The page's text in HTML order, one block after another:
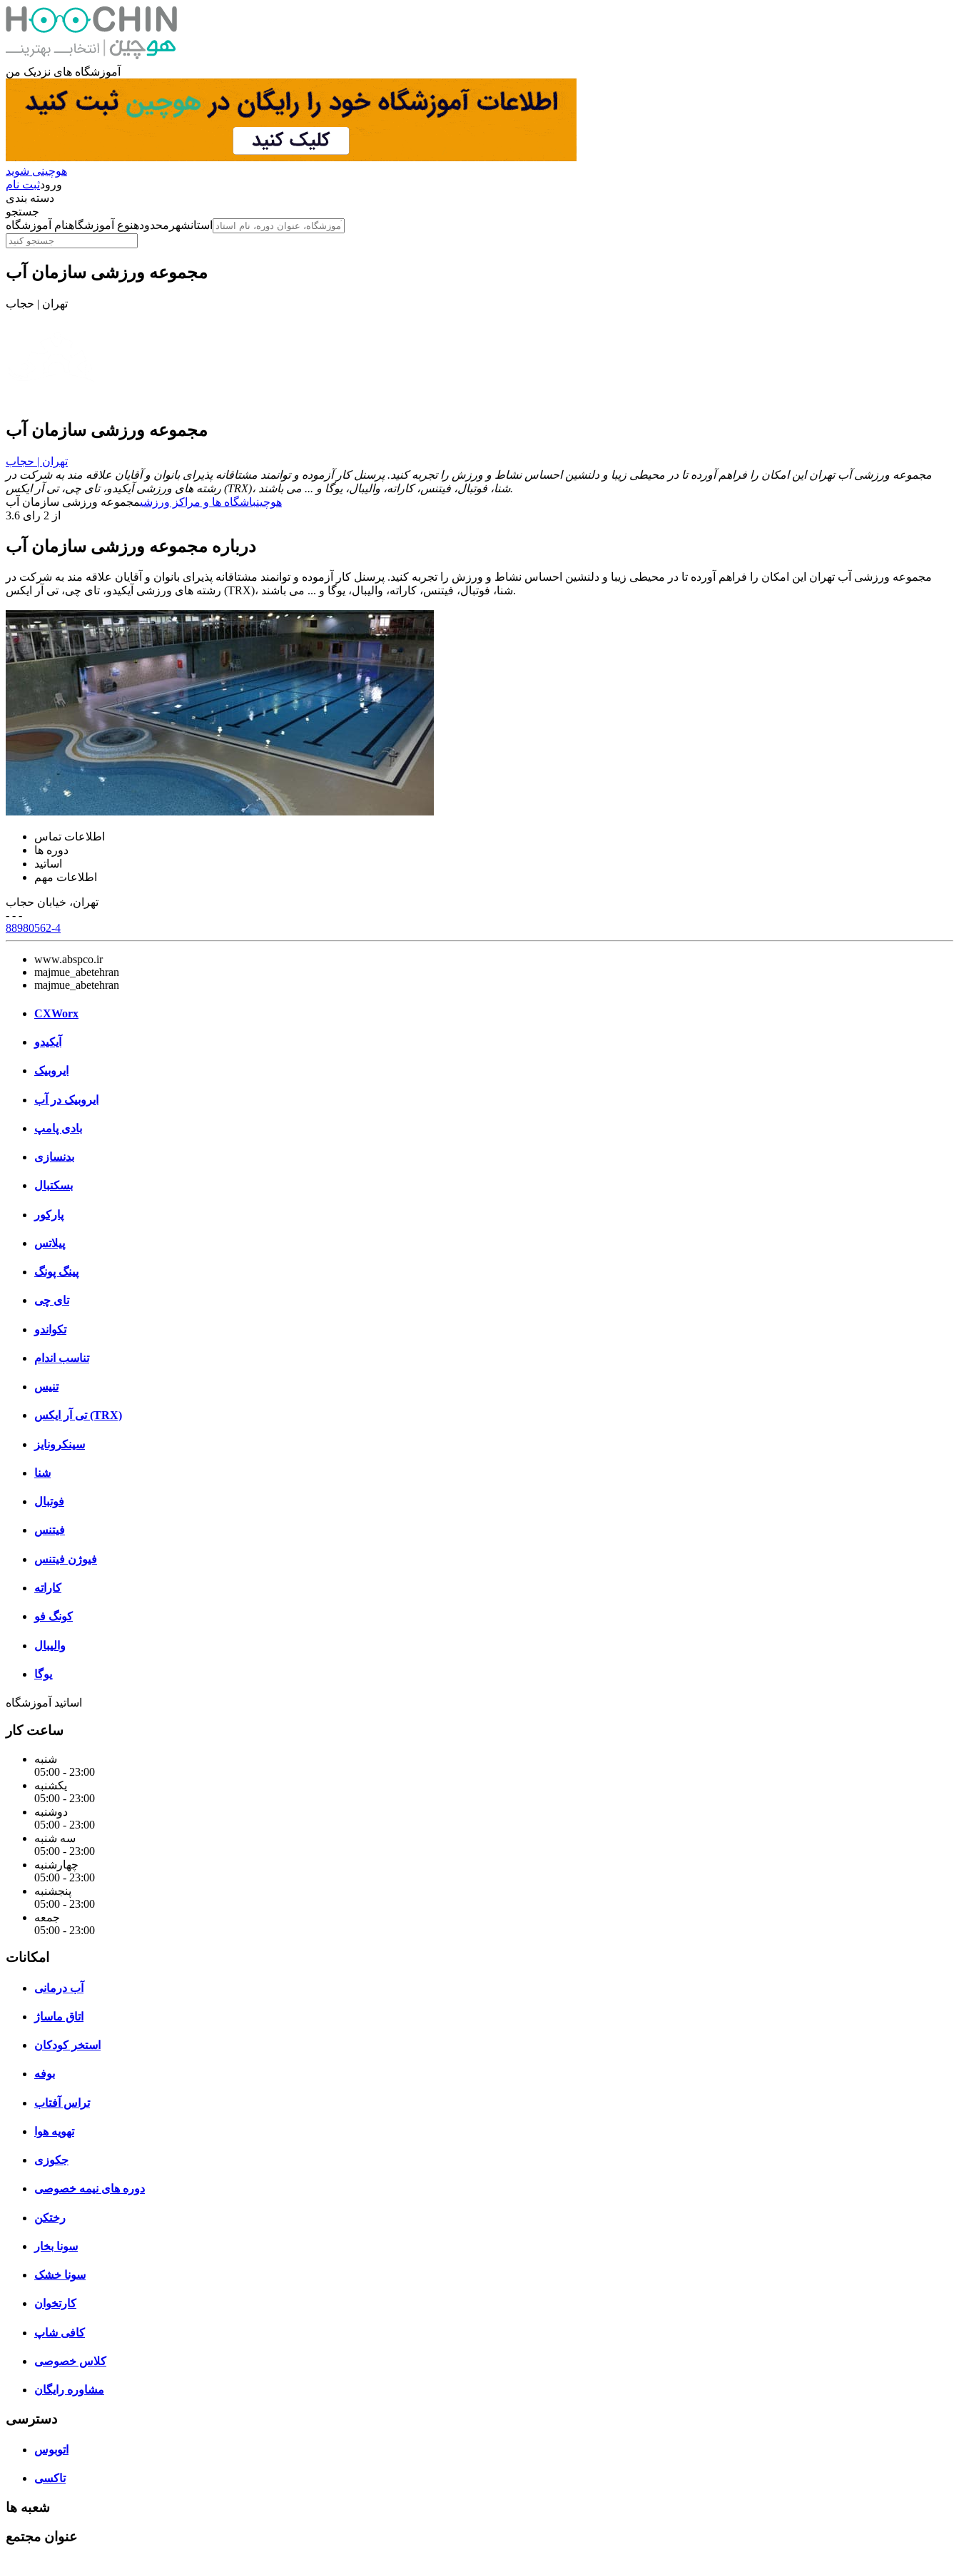
آموزشگاه های نزدیک من
هوچینی شوید
ورودثبت نام
دسته بندی
جستجو
استانشهر محدودهنوع آموزشگاهنام آموزشگاه
مجموعه ورزشی سازمان آب
تهران | حجاب
مجموعه ورزشی سازمان آب
تهران | حجاب
مجموعه ورزشی آب تهران این امکان را فراهم آورده تا در محیطی زیبا و دلنشین احساس نشاط و ورزش را تجربه کنید. پرسنل کار آزموده و توانمند مشتاقانه پذیرای بانوان و آقایان علاقه مند به شرکت در
رشته های ورزشی آیکیدو، تای چی، تی آر ایکس (TRX)، شنا، فوتبال، فیتنس، کاراته، والیبال، یوگا و ... می باشند.
هوچینباشگاه ها و مراکز ورزشیمجموعه ورزشی سازمان آب
3.6 از 2 رای
درباره مجموعه ورزشی سازمان آب
مجموعه ورزشی آب تهران این امکان را فراهم آورده تا در محیطی زیبا و دلنشین احساس نشاط و ورزش را تجربه کنید. پرسنل کار آزموده و توانمند مشتاقانه پذیرای بانوان و آقایان علاقه مند به شرکت در
رشته های ورزشی آیکیدو، تای چی، تی آر ایکس (TRX)، شنا، فوتبال، فیتنس، کاراته، والیبال، یوگا و ... می باشند.
اطلاعات تماس
دوره ها
اساتید
اطلاعات مهم
تهران، خیابان حجاب
- - -
88980562-4
www.abspco.ir
majmue_abetehran
majmue_abetehran
CXWorx
آیکیدو
ایروبیک
ایروبیک در آب
بادی پامپ
بدنسازی
بسکتبال
پارکور
پیلاتس
پینگ پونگ
تای چی
تکواندو
تناسب اندام
تنیس
تی آر ایکس (TRX)
سینکرونایز
شنا
فوتبال
فیتنس
فیوژن فیتنس
کاراته
کونگ فو
والیبال
یوگا
اساتید آموزشگاه
ساعت کار
شنبه
05:00 - 23:00
یکشنبه
05:00 - 23:00
دوشنبه
05:00 - 23:00
سه شنبه
05:00 - 23:00
چهارشنبه
05:00 - 23:00
پنجشنبه
05:00 - 23:00
جمعه
05:00 - 23:00
امکانات
آب درمانی
اتاق ماساژ
استخر کودکان
بوفه
تراس آفتاب
تهویه هوا
جکوزی
دوره های نیمه خصوصی
رختکن
سونا بخار
سونا خشک
کارتخوان
کافی شاپ
کلاس خصوصی
مشاوره رایگان
دسترسی
اتوبوس
تاکسی
شعبه ها
عنوان مجتمع